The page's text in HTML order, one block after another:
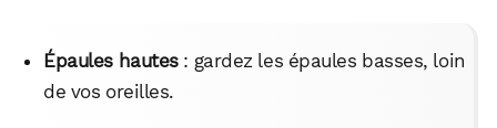
Épaules hautes: gardez les épaules basses, loin
de vos oreilles.